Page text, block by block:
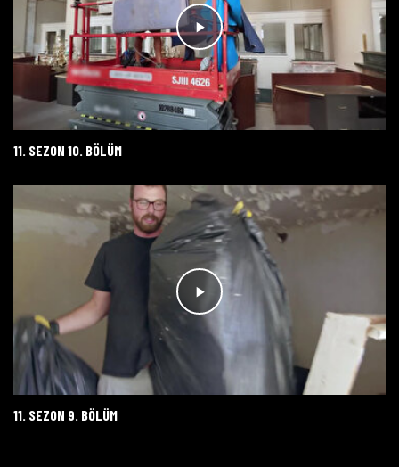
11. SEZON 10. BÖLÜM
11. SEZON 9. BÖLÜM